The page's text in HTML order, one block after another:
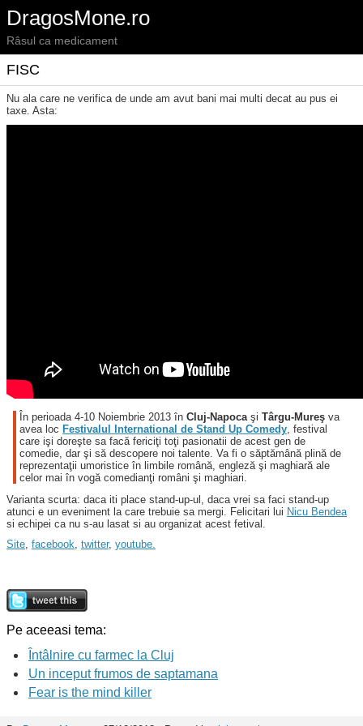
DragosMone.ro
Râsul ca medicament
FISC
Nu ala care ne verifica de unde am avut bani mai multi decat au pus ei
taxe. Asta:
În perioada 4-10 Noiembrie 2013 în Cluj-Napocaşi Târgu-Mureş va
avea loc Festivalul International de Stand Up Comedy, festival
care işi doreşte sa facă fericiţi toţi pasionatii de acest gen de
comedie, dar şi să descopere noi talente. Va fi o săptămână plină de
reprezentaţii umoristice în limbile română, engleză şi maghiară ale
celor mai în vogă comedianţi români şi maghiari.
Varianta scurta: daca iti place stand-up-ul, daca vrei sa faci stand-up
atunci e un eveniment la care trebuie sa mergi. Felicitari lui Nicu Bendea
si echipei ca nu s-au lasat si au organizat acest fetival.
Site, facebook, twitter, youtube.
Pe aceeasi tema:
Întâlnire cu farmec la Cluj
Un inceput frumos de saptamana
Fear is the mind killer